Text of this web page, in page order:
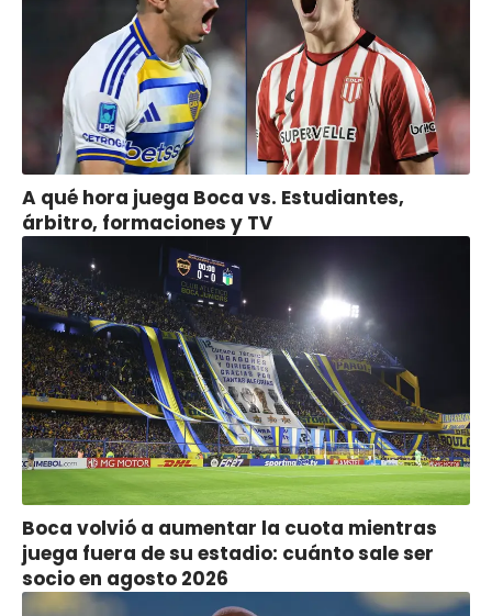
A qué hora juega Boca vs. Estudiantes,
árbitro, formaciones y TV
Boca volvió a aumentar la cuota mientras
juega fuera de su estadio: cuánto sale ser
socio en agosto 2026